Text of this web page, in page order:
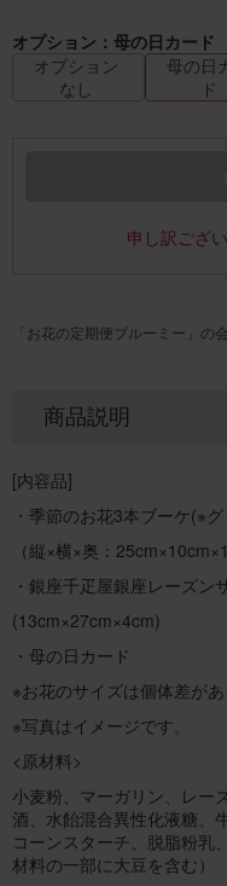
オプション：母の日カード
オプション
なし
母の日
ド
申し訳ござ
「お花の定期便ブルーミー」の
商品説明
[内容品]
・季節のお花3本ブーケ(※
（縦×横×奥：
・銀座千疋屋銀座レーズン
(13cm×27cm×4cm)
・母の日カード
※お花のサイズは個体差があ
※写真はイメージです。
<原材料>
小麦粉、マーガリン、レー
酒、水飴混合異性化液糖、
コーンスターチ、脱脂粉乳
材料の一部に大豆を含む）